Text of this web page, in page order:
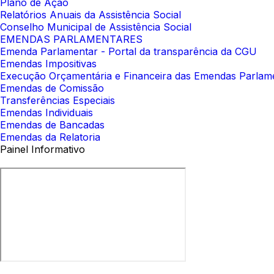
Plano de Ação
Relatórios Anuais da Assistência Social
Conselho Municipal de Assistência Social
EMENDAS PARLAMENTARES
Emenda Parlamentar - Portal da transparência da CGU
Emendas Impositivas
Execução Orçamentária e Financeira das Emendas
Emendas de Comissão
Transferências Especiais
Emendas Individuais
Emendas de Bancadas
Emendas da Relatoria
Painel Informativo